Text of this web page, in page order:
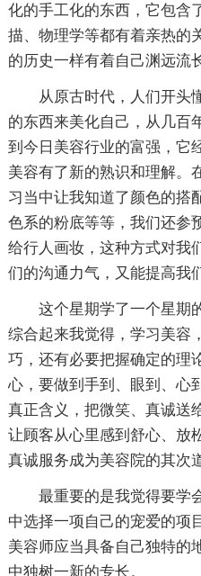
化的手工化的东西，它包含
描、物理学等都有着亲热的
的历史一样有着自己渊远流
从原古时代，人们开头
的东西来美化自己，从几百
到今日美容行业的富强，它
美容有了新的熟识和理解。
习当中让我知道了颜色的搭
色系的粉底等等，我们还参
给行人画妆，这种方式对我
们的沟通力气，又能提高我
这个星期学了一个星期
综合起来我觉得，学习美容
巧，还有必要把握确定的理
心，要做到手到、眼到、心
真正含义，把微笑、真诚送
让顾客从心里感到舒心、放
真诚服务成为美容院的其次
最重要的是我觉得要学
中选择一项自己的宠爱的项
美容师应当具备自己独特的
中独树一新的专长。